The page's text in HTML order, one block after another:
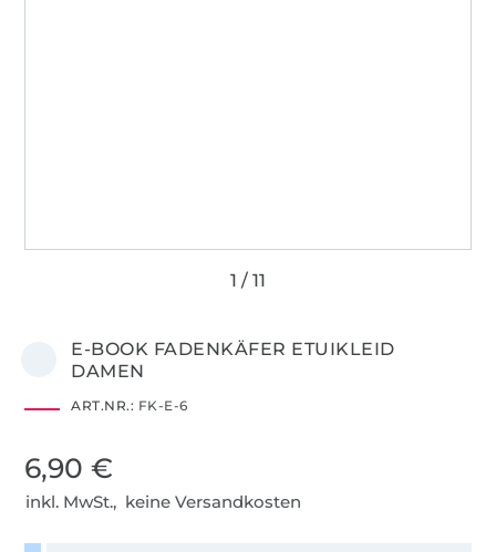
E-BOOK FADENKÄFER ETUIKLEID
DAMEN
ART.NR.: FK-E-6
6,90 €
inkl. MwSt., keine Versandkosten